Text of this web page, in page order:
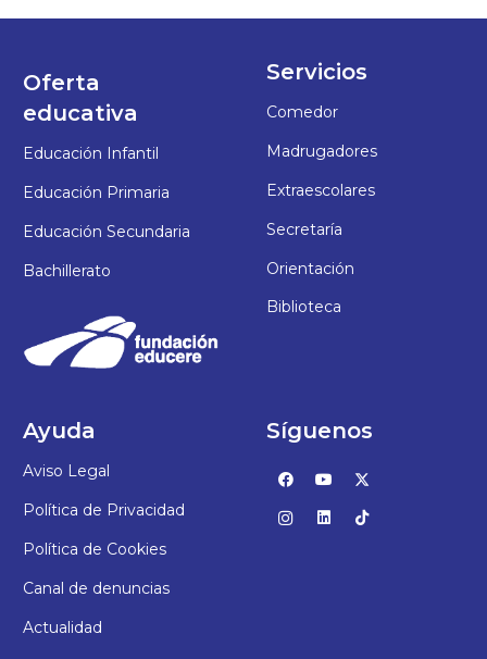
Oferta
educativa
Educación Infantil
Educación Primaria
Educación Secundaria
Bachillerato
Servicios
Comedor
Madrugadores
Extraescolares
Secretaría
Orientación
Biblioteca
Ayuda
Aviso Legal
Política de Privacidad
Política de Cookies
Canal de denuncias
Actualidad
Síguenos